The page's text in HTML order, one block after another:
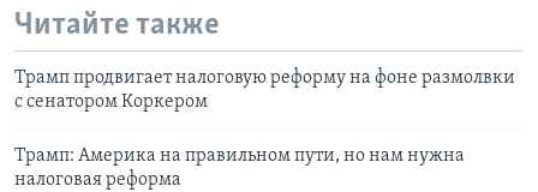
Читайте также
Трамп продвигает налоговую реформу на фоне размолвки
с сенатором Коркером
Трамп: Америка на правильном пути, но нам нужна
налоговая реформа